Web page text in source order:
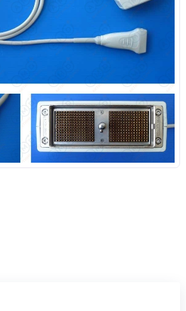
для аппаратов ИВЛ
давления (ИАД)
материалы GE
материалы